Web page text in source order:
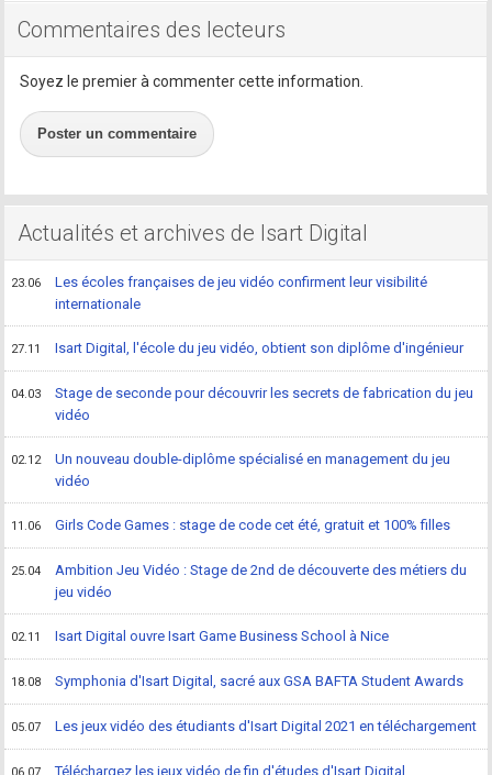
Commentaires des lecteurs
Soyez le premier à commenter cette information.
Poster un commentaire
Actualités et archives de Isart Digital
23.06
Les écoles françaises de jeu vidéo confirment leur visibilité
internationale
27.11 Isart Digital, l'école du jeu vidéo, obtient son diplôme d'ingénieur
04.03
Stage de seconde pour découvrir les secrets de fabrication du jeu
vidéo
02.12
Un nouveau double-diplôme spécialisé en management du jeu
vidéo
11.06 Girls Code Games : stage de code cet été, gratuit et 100% filles
25.04
Ambition Jeu Vidéo : Stage de 2nd de découverte des métiers du
jeu vidéo
02.11 Isart Digital ouvre Isart Game Business School à Nice
18.08 Symphonia d'Isart Digital, sacré aux GSA BAFTA Student Awards
05.07 Les jeux vidéo des étudiants d'Isart Digital 2021 en téléchargement
Téléchargez les jeux vidéo de fin d'études d'Isart Digital